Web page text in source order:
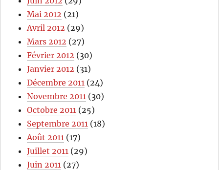
Mai 2012 (21)
Avril 2012 (29)
Mars 2012 (27)
Février 2012 (30)
Janvier 2012 (31)
Décembre 2011 (24)
Novembre 2011 (30)
Octobre 2011 (25)
Septembre 2011 (18)
Août 2011 (17)
Juillet 2011 (29)
Juin 2011 (27)